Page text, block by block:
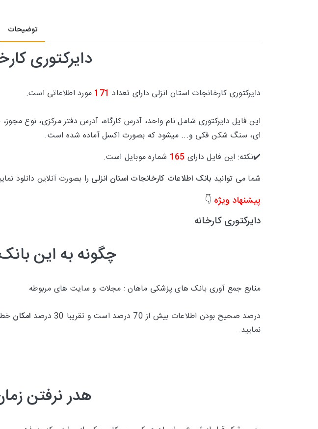
توضیحات
دایرکتوری
دایرکتوری کارخانجات استان انزلی دارای تعداد 171 مورد اطلاعاتی است.
این فایل دایرکتوری شاملنام واحد، آدرس کارگاه، آدرس دفتر مرکزی، نوع
ای، سنگ شکن فکی و... میشود که بصورت اکسل آماده شده است.
✔️نکته: این فایل دارای 165 شماره موبایل است.
شما می توانید بانک اطلاعات کارخانجات استان انزلی را بصورت آنلاین دانلود
پیشنهاد ویژه 👇
دایرکتوری کارخانه
چگونه به این
منابع جمع آوری بانک های پزشکی ماهان : مجلات و سایت های مربوطه
درصد صحیح بودن اطلاعات بیش از 70 درصد است و تقریبا 30 درصد امکان
نمایید.
هدر نرفتن